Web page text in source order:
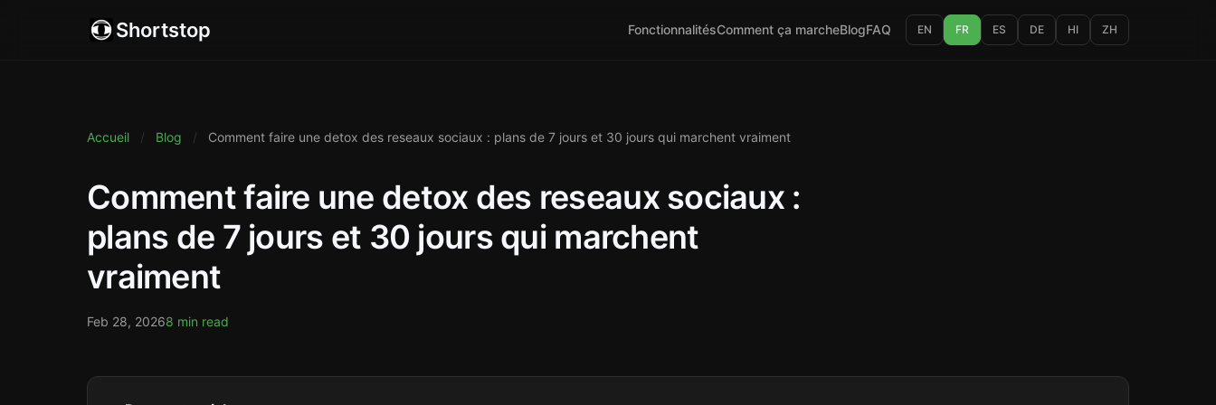
Shortstop FonctionnalitésComment ça marcheBlogFAQ EN FR ES DE HI ZH
Accueil / Blog / Comment faire une detox des reseaux sociaux : plans de 7 jours et 30 jours qui marchent vraiment
Comment faire une detox des reseaux sociaux :
plans de 7 jours et 30 jours qui marchent
vraiment
Feb 28, 20268 min read